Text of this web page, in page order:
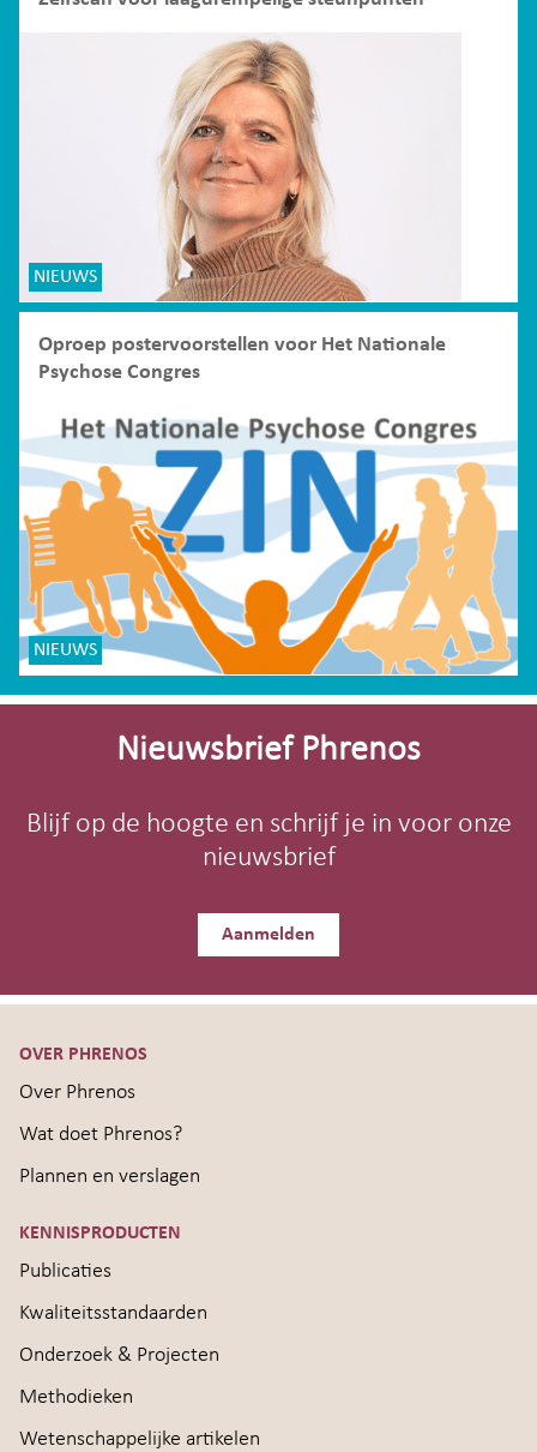
NIEUWS
Oproep postervoorstellen voor Het Nationale
Psychose Congres
NIEUWS
Site-
Nieuwsbrief Phrenos
Blijf op de hoogte en schrijf je in voor onze
nieuwsbrief
Aanmelden
OVER PHRENOS
Over Phrenos
Wat doet Phrenos?
Plannen en verslagen
KENNISPRODUCTEN
Publicaties
Kwaliteitsstandaarden
Onderzoek & Projecten
Methodieken
Wetenschappelijke artikelen